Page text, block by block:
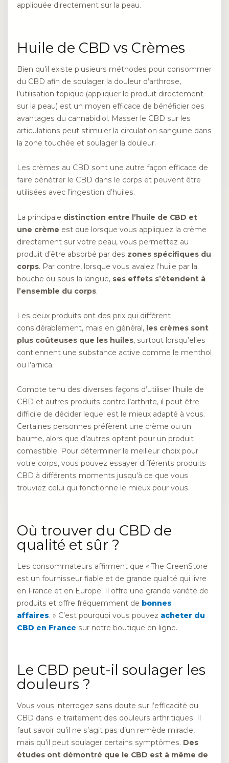
appliquée directement sur la peau.
Huile de CBD vs Crèmes
Bien qu’il existe plusieurs méthodes pour consommer
du CBD afin de soulager la douleur d’arthrose,
l’utilisation topique (appliquer le produit directement
sur la peau) est un moyen efficace de bénéficier des
avantages du cannabidiol. Masser le CBD sur les
articulations peut stimuler la circulation sanguine dans
la zone touchée et soulager la douleur.
Les crèmes au CBD sont une autre façon efficace de
faire pénétrer le CBD dans le corps et peuvent être
utilisées avec l’ingestion d’huiles.
La principale distinction entre l’huile de CBD et
une crème est que lorsque vous appliquez la crème
directement sur votre peau, vous permettez au
produit d’être absorbé par des zones spécifiques du
corps. Par contre, lorsque vous avalez l’huile par la
bouche ou sous la langue, ses effets s’étendent à
l’ensemble du corps.
Les deux produits ont des prix qui diffèrent
considérablement, mais en général, les crèmes sont
plus coûteuses que les huiles, surtout lorsqu’elles
contiennent une substance active comme le menthol
ou l’arnica.
Compte tenu des diverses façons d’utiliser l’huile de
CBD et autres produits contre l’arthrite, il peut être
difficile de décider lequel est le mieux adapté à vous.
Certaines personnes préfèrent une crème ou un
baume, alors que d’autres optent pour un produit
comestible. Pour déterminer le meilleur choix pour
votre corps, vous pouvez essayer différents produits
CBD à différents moments jusqu’à ce que vous
trouviez celui qui fonctionne le mieux pour vous.
Où trouver du CBD de
qualité et sûr ?
Les consommateurs affirment que « The GreenStore
est un fournisseur fiable et de grande qualité qui livre
en France et en Europe. Il offre une grande variété de
produits et offre fréquemment de bonnes
affaires. » C’est pourquoi vous pouvez acheter du
CBD en France sur notre boutique en ligne.
Le CBD peut-il soulager les
douleurs ?
Vous vous interrogez sans doute sur l’efficacité du
CBD dans le traitement des douleurs arthritiques. Il
faut savoir qu’il ne s’agit pas d’un remède miracle,
mais qu’il peut soulager certains symptômes. Des
études ont démontré que le CBD est à même de